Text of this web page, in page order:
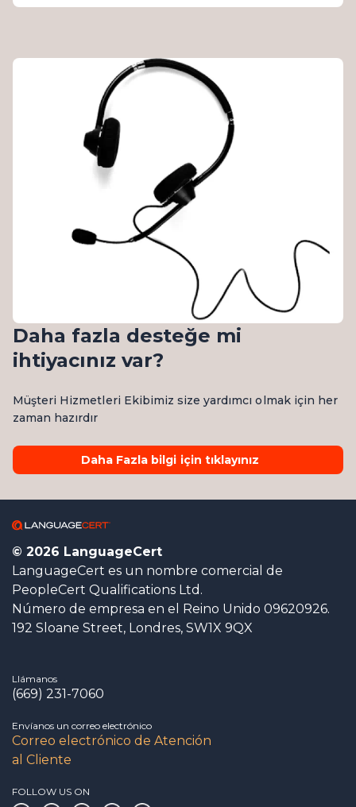
Daha fazla desteğe mi
ihtiyacınız var?
Müşteri Hizmetleri Ekibimiz size yardımcı olmak için her
zaman hazırdır
Daha Fazla bilgi için tıklayınız
© 2026 LanguageCert
LanguageCert es un nombre comercial de
PeopleCert Qualifications Ltd.
Número de empresa en el Reino Unido 09620926.
192 Sloane Street, Londres, SW1X 9QX
Llámanos
(669) 231-7060
Envíanos un correo electrónico
Correo electrónico de Atención
al Cliente
FOLLOW US ON